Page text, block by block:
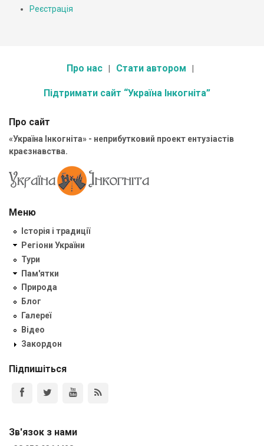
Реєстрація
Про нас Стати автором
Підтримати сайт “Україна Інкогніта”
Про сайт
«Україна Інкогніта» - неприбутковий проект ентузіастів
краєзнавства.
Меню
Історія і традиції
Регіони України
Тури
Пам'ятки
Природа
Блог
Галереї
Відео
Закордон
Підпишіться
Зв'язок з нами